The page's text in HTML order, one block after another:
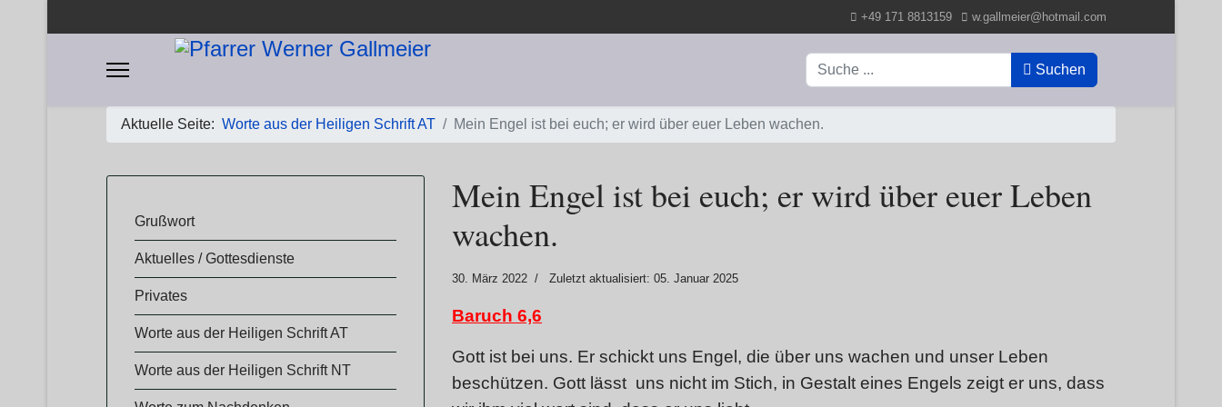
+49 171 8813159 w.gallmeier@hotmail.com
Suchen Suchen
Aktuelle Seite: Worte aus der Heiligen Schrift AT Mein Engel ist bei euch; er wird über euer Leben wachen.
​​Grußwort
Aktuelles / Gottesdienste
Privates
Worte aus der Heiligen Schrift AT
Worte aus der Heiligen Schrift NT
Mein Engel ist bei euch; er wird über euer Leben
wachen.
30. März 2022 Zuletzt aktualisiert: 05. Januar 2025
Baruch 6,6
Gott ist bei uns. Er schickt uns Engel, die über uns wachen und unser Leben
beschützen. Gott lässt uns nicht im Stich, in Gestalt eines Engels zeigt er uns, dass